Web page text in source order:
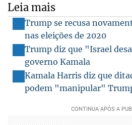
Leia mais
Trump se recusa
nas eleições de 2020
Trump diz que "Israel
governo Kamala
Kamala Harris diz que
podem "manipular"